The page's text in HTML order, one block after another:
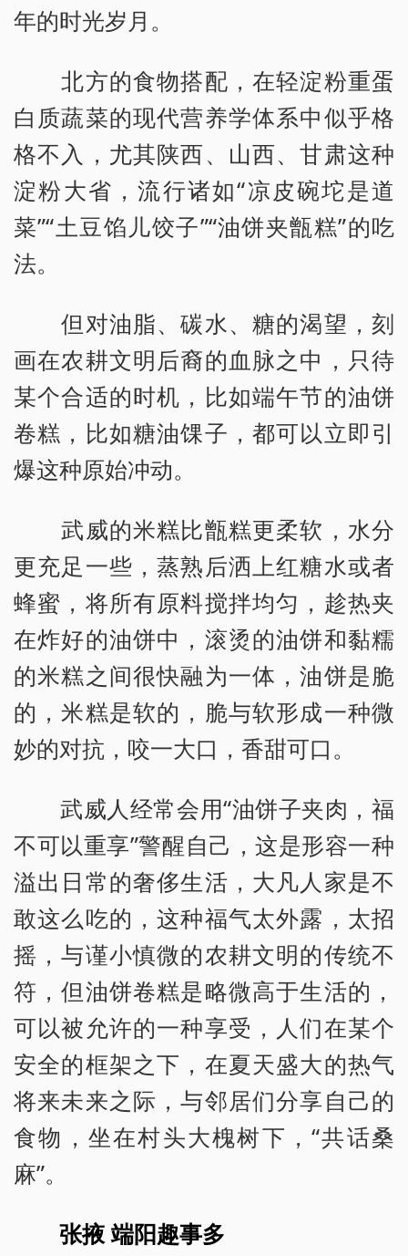
年的时光岁月。
北方的食物搭配，在轻淀粉重蛋
白质蔬菜的现代营养学体系中似乎格
格不入，尤其陕西、山西、甘肃这种
淀粉大省，流行诸如“凉皮碗坨是道
菜”“土豆馅儿饺子”“油饼夹甑糕”的吃
法。
但对油脂、碳水、糖的渴望，刻
画在农耕文明后裔的血脉之中，只待
某个合适的时机，比如端午节的油饼
卷糕，比如糖油馃子，都可以立即引
爆这种原始冲动。
武威的米糕比甑糕更柔软，水分
更充足一些，蒸熟后洒上红糖水或者
蜂蜜，将所有原料搅拌均匀，趁热夹
在炸好的油饼中，滚烫的油饼和黏糯
的米糕之间很快融为一体，油饼是脆
的，米糕是软的，脆与软形成一种微
妙的对抗，咬一大口，香甜可口。
武威人经常会用“油饼子夹肉，福
不可以重享”警醒自己，这是形容一种
溢出日常的奢侈生活，大凡人家是不
敢这么吃的，这种福气太外露，太招
摇，与谨小慎微的农耕文明的传统不
符，但油饼卷糕是略微高于生活的，
可以被允许的一种享受，人们在某个
安全的框架之下，在夏天盛大的热气
将来未来之际，与邻居们分享自己的
食物，坐在村头大槐树下，“共话桑
麻”。
张掖 端阳趣事多